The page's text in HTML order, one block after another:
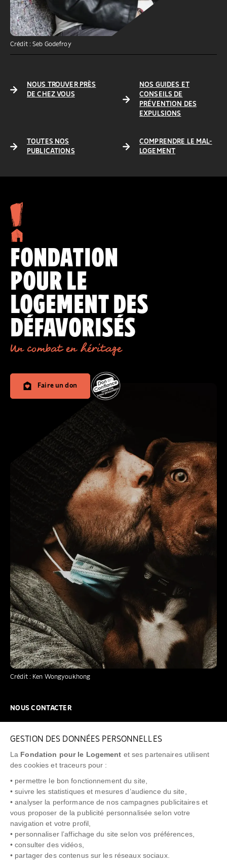
GESTION DES DONNÉES PERSONNELLES
La Fondation pour le Logement et ses partenaires utilisent
des cookies et traceurs pour :
• permettre le bon fonctionnement du site,
• suivre les statistiques et mesures d’audience du site,
• analyser la performance de nos campagnes publicitaires et
vous proposer de la publicité personnalisée selon votre
navigation et votre profil,
• personnaliser l’affichage du site selon vos préférences,
• consulter des vidéos,
• partager des contenus sur les réseaux sociaux.
Crédit : Seb Godefroy
NOUS TROUVER PRÈS
DE CHEZ VOUS
NOS GUIDES ET
CONSEILS DE
PRÉVENTION DES
EXPULSIONS
TOUTES NOS
PUBLICATIONS
COMPRENDRE LE MAL-
LOGEMENT
Crédit : Ken Wongyoukhong
FONDATION
POUR LE
LOGEMENT DES
DÉFAVORISÉS
Un combat en héritage
Faire un don
NOUS CONTACTER
FAQ
NEWSLETTER
"Allô Prévention Expulsion" 0805 299 049